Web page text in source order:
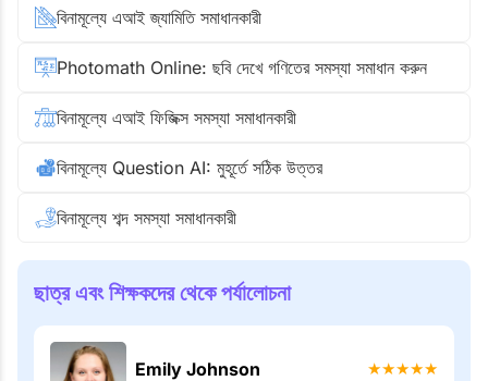
বিনামূল্যে এআই জ্যামিতি সমাধানকারী
Photomath Online: ছবি দেখে গণিতের সমস্যা সমাধান করুন
বিনামূল্যে এআই ফিজিক্স সমস্যা সমাধানকারী
বিনামূল্যে Question AI: মুহূর্তে সঠিক উত্তর
বিনামূল্যে শব্দ সমস্যা সমাধানকারী
ছাত্র এবং শিক্ষকদের থেকে পর্যালোচনা
Emily Johnson ★★★★★